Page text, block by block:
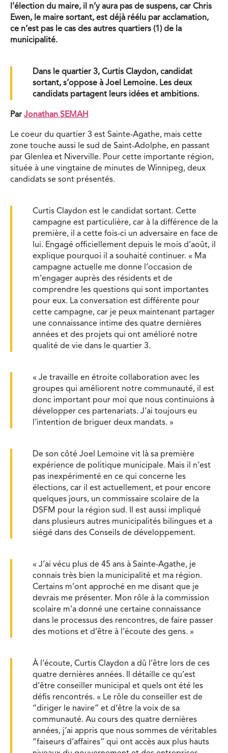
l’élection du maire, il n’y aura pas de suspens, car Chris
Ewen, le maire sortant, est déjà réélu par acclamation,
ce n’est pas le cas des autres quartiers (1) de la
municipalité.
Dans le quartier 3, Curtis Claydon, candidat
sortant, s’oppose à Joel Lemoine. Les deux
candidats partagent leurs idées et ambitions.
Par Jonathan SEMAH
Le coeur du quartier 3 est Sainte-Agathe, mais cette
zone touche aussi le sud de Saint-Adolphe, en passant
par Glenlea et Niverville. Pour cette importante région,
située à une vingtaine de minutes de Winnipeg, deux
candidats se sont présentés.
Curtis Claydon est le candidat sortant. Cette
campagne est particulière, car à la différence de la
première, il a cette fois-ci un adversaire en face de
lui. Engagé officiellement depuis le mois d’août, il
explique pourquoi il a souhaité continuer. « Ma
campagne actuelle me donne l’occasion de
m’engager auprès des résidents et de
comprendre les questions qui sont importantes
pour eux. La conversation est différente pour
cette campagne, car je peux maintenant partager
une connaissance intime des quatre dernières
années et des projets qui ont amélioré notre
qualité de vie dans le quartier 3.
« Je travaille en étroite collaboration avec les
groupes qui améliorent notre communauté, il est
donc important pour moi que nous continuions à
développer ces partenariats. J’ai toujours eu
l’intention de briguer deux mandats. »
De son côté Joel Lemoine vit là sa première
expérience de politique municipale. Mais il n’est
pas inexpérimenté en ce qui concerne les
élections, car il est actuellement, et pour encore
quelques jours, un commissaire scolaire de la
DSFM pour la région sud. Il est aussi impliqué
dans plusieurs autres municipalités bilingues et a
siégé dans des Conseils de développement.
« J’ai vécu plus de 45 ans à Sainte-Agathe, je
connais très bien la municipalité et ma région.
Certains m’ont approché en me disant que je
devrais me présenter. Mon rôle à la commission
scolaire m’a donné une certaine connaissance
dans le processus des rencontres, de faire passer
des motions et d’être à l’écoute des gens. »
À l’écoute, Curtis Claydon a dû l’être lors de ces
quatre dernières années. Il détaille ce qu’est
d’être conseiller municipal et quels ont été les
défis rencontrés. « Le rôle du conseiller est de
“diriger le navire” et d’être la voix de sa
communauté. Au cours des quatre dernières
années, j’ai appris que nous sommes de véritables
“faiseurs d’affaires” qui ont accès aux plus hauts